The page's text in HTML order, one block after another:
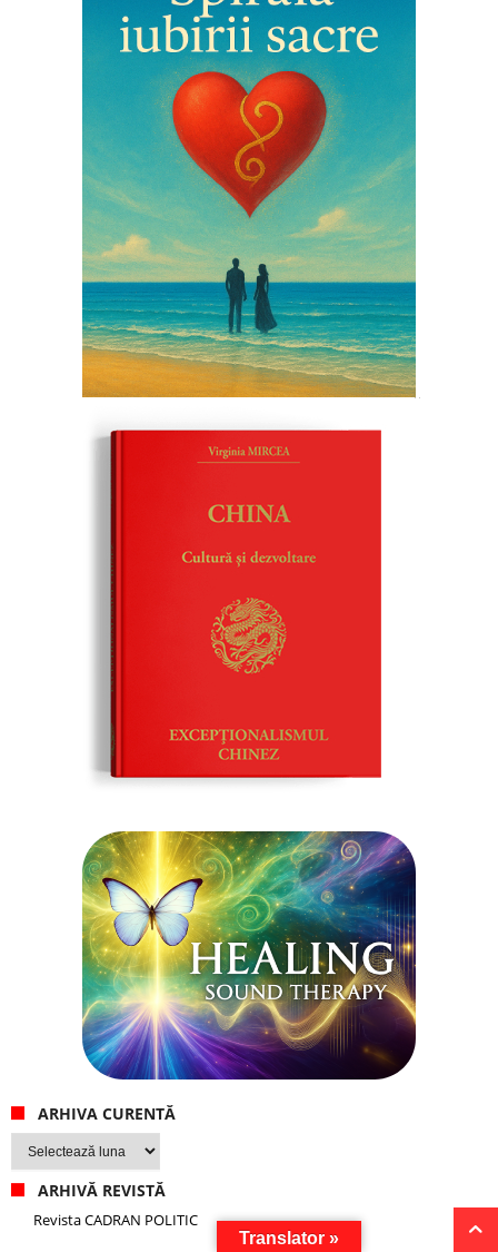
ARHIVA CURENTĂ
Arhiva
ARHIVĂ REVISTĂ
Revista CADRAN POLITIC
Translator »